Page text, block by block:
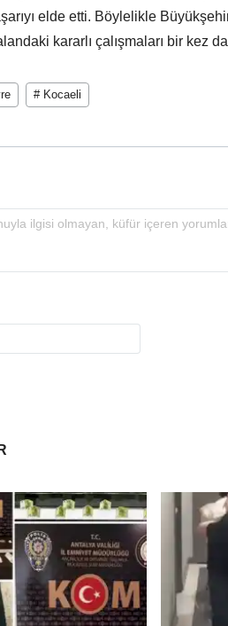
elde etti. Böylelikle
kararlı çalışmaları bir kez
# Kocaeli